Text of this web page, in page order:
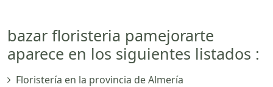
bazar floristeria pamejorarte
aparece en los siguientes listados :
Floristería en la provincia de Almería